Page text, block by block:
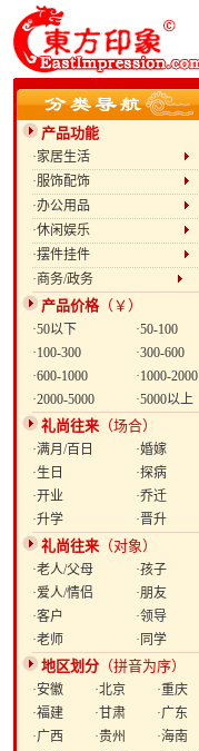
产品功能
·家居生活
·服饰配饰
·办公用品
·休闲娱乐
·摆件挂件
·商务/政务
产品价格（￥）
·50以下
·50-100
·100-300
·300-600
·600-1000
·1000-2000
·2000-5000
·5000以上
礼尚往来 （场合）
·满月/百日
·婚嫁
·生日
·探病
·开业
·乔迁
·升学
·晋升
礼尚往来 （对象）
·老人/父母
·孩子
·爱人/情侣
·朋友
·客户
·领导
·老师
·同学
地区划分 （拼音为序）
·安徽 ·北京
·重庆
·福建
·甘肃
·广东
·广西
·贵州
·海南